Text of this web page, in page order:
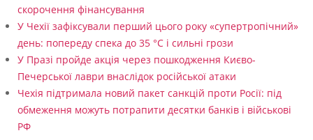
скорочення фінансування
У Чехії зафіксували перший цього року «супертропічний»
день: попереду спека до 35 °C і сильні грози
У Празі пройде акція через пошкодження Києво-
Печерської лаври внаслідок російської атаки
Чехія підтримала новий пакет санкцій проти Росії: під
обмеження можуть потрапити десятки банків і військові
РФ